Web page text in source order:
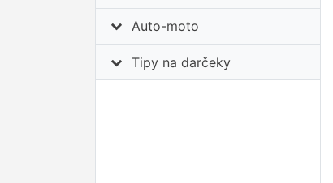
Auto-moto
Tipy na darčeky